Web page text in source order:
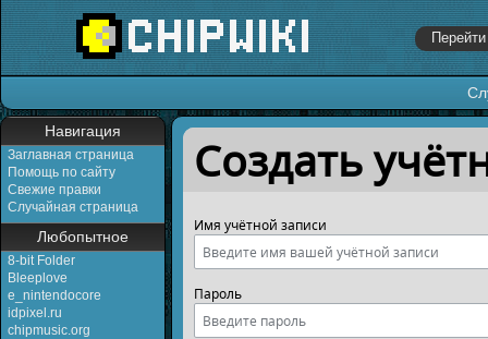
Навигация
Заглавная страница
Помощь по сайту
Свежие правки
Случайная страница
Любопытное
8-bit Folder
Bleeplove
e_nintendocore
idpixel.ru
chipmusic.org
Перейти к:навигация,поиск
Создать
Имя учётной записи
Пароль